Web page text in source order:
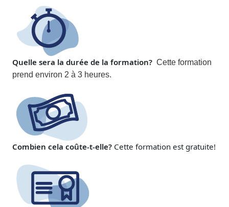
Quelle sera la durée de la formation? Cette formation
prend environ 2 à 3 heures.
Combien cela coûte-t-elle? Cette formation est gratuite!